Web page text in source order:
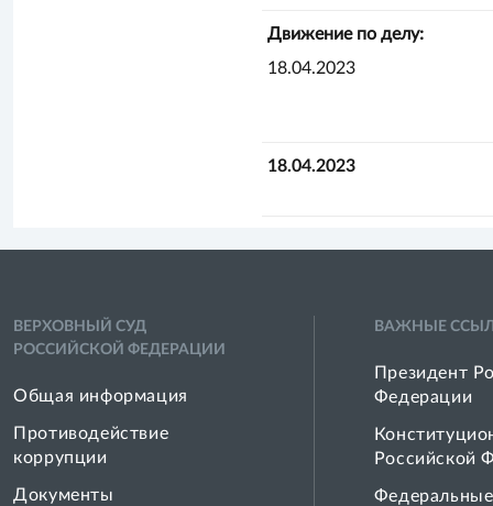
Движение по делу:
18.04.2023
18.04.2023
ВЕРХОВНЫЙ СУД
РОССИЙСКОЙ ФЕДЕРАЦИИ
Общая информация
Противодействие
коррупции
Документы
ВАЖНЫЕ
Президент
Федерации
Российской